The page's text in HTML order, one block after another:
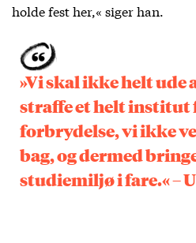
holde fest her,« siger han.
»Vi skal ikke helt
straffe et helt institut
forbrydelse, vi ikke
bag, og dermed
studiemiljø i fare.« –